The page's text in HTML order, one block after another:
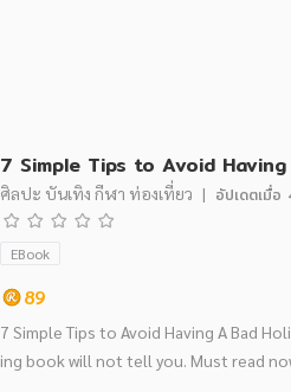
7 Simple Tips to Avoid
ศิลปะ บันเทิง กีฬา ท่องเที่ยว | อัปเดตเมื่อ
EBook
89
7 Simple Tips to Avoid Having A Bad
ing book will not tell you. Must read